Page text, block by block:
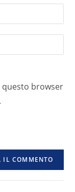
questo browser